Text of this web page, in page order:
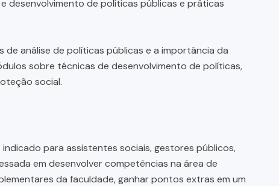
desenvolvimento de políticas públicas e práticas
análise de políticas públicas e a importância da
sobre técnicas de desenvolvimento de políticas,
social.
para assistentes sociais, gestores públicos,
em desenvolver competências na área de
da faculdade, ganhar pontos extras em um